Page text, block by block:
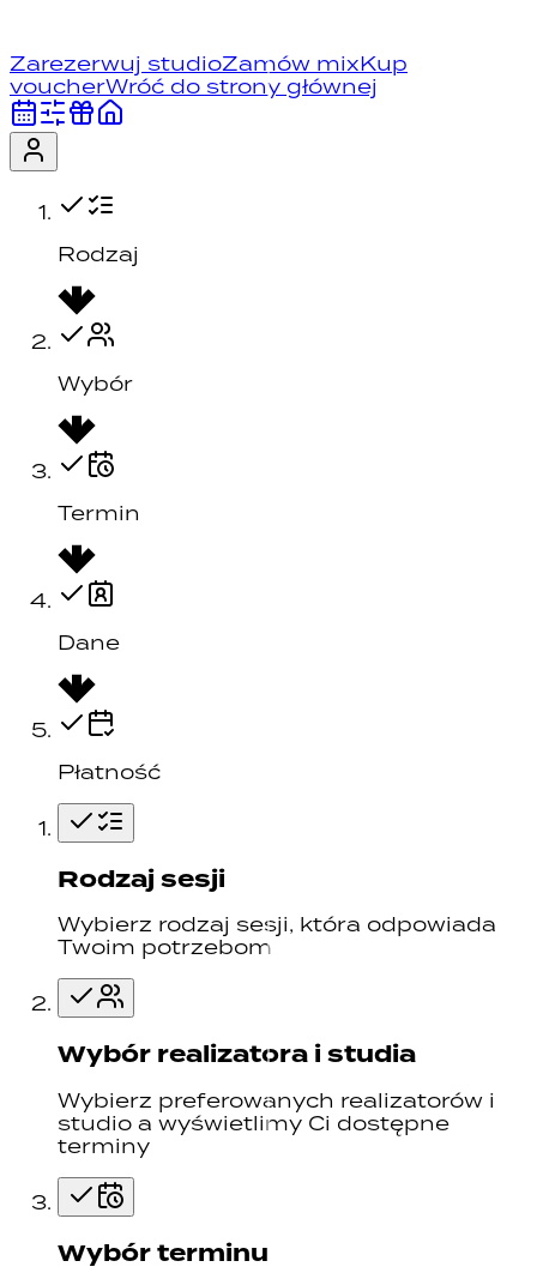
Zarezerwuj studioZamów mixKup
voucherWróć do strony głównej
Rodzaj
Wybór
Termin
Dane
Płatność
Rodzaj sesji
Wybierz rodzaj sesji, która odpowiada
Twoim potrzebom
Wybór realizatora i studia
Wybierz preferowanych realizatorów i
studio a wyświetlimy Ci dostępne
terminy
Wybór terminu